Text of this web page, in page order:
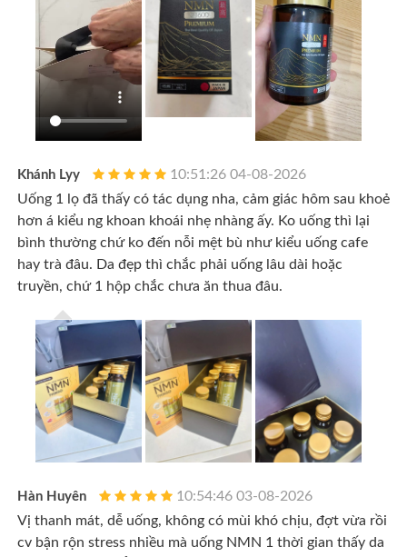
Khánh Lyy
10:51:26 04-08-2026
Uống 1 lọ đã thấy có tác dụng nha, cảm giác hôm sau khoẻ
hơn á kiểu ng khoan khoái nhẹ nhàng ấy. Ko uống thì lại
bình thường chứ ko đến nỗi mệt bù như kiểu uống cafe
hay trà đâu. Da đẹp thì chắc phải uống lâu dài hoặc
truyền, chứ 1 hộp chắc chưa ăn thua đâu.
Hàn Huyên
10:54:46 03-08-2026
Vị thanh mát, dễ uống, không có mùi khó chịu, đợt vừa rồi
cv bận rộn stress nhiều mà uống NMN 1 thời gian thấy da